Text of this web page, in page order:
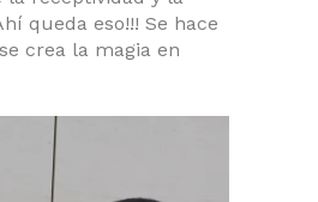
queda eso!!! Se hace
crea la magia en